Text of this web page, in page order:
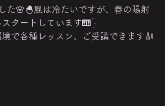
た🌸🐣風は冷たいですが、春の陽射
タートしています🎹 ̖́-
で各種レッスン、ご受講できます🎻